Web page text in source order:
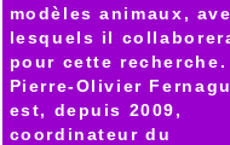
modèles animaux,
lesquels il
pour cette recherche.
Pierre-Olivier
est, depuis 2009,
coordinateur du